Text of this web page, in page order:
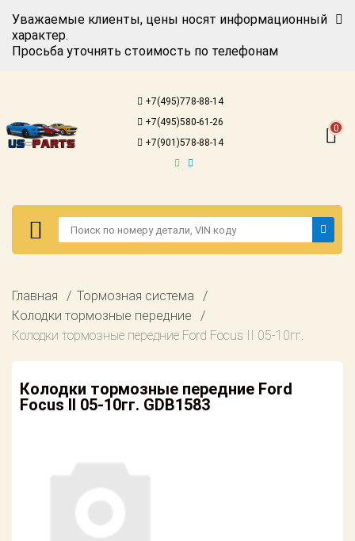
Уважаемые клиенты, цены носят информационный
характер.
Просьба уточнять стоимость по телефонам
+7(495)778-88-14
+7(495)580-61-26
+7(901)578-88-14
0
Авторизация
американских
автомобилей
запросу
техобслуживание
Оплата
Возврат
Регистрация
американских
Онлайн каталоги
Главная
Тормозная система
Колодки тормозные передние
Колодки тормозные передние Ford Focus II 05-10гг.
Колодки тормозные передние Ford
Focus II 05-10гг. GDB1583